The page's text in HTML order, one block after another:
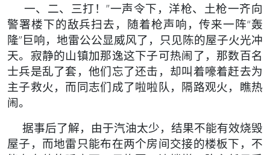
一、二、三打！”一声令下，洋枪、土枪一齐向
警署楼下的敌兵扫去，随着枪声响，传来一阵“轰
隆”巨响，地雷公公显威风了，只见陈的屋子火光冲
天。寂静的山镇加那逸这下子可热闹了，那数百名
士兵是乱了套，他们忘了还击，却叫着嚎着赶去为
主子救火，而同志们成了啦啦队，隔路观火，瞧热
闹。
据事后了解，由于汽油太少，结果不能有效烧毁
屋子，而地雷只能布在两个房间交接的楼板下，不